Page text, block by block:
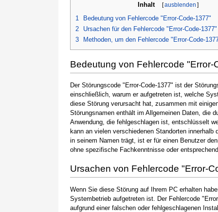
Inhalt [ausblenden ]
1
Bedeutung von Fehlercode "Error-Code-1377"
2
Ursachen für den Fehlercode "Error-Code-1377"
3
Methoden, um den Fehlercode "Error-Code-
Bedeutung von Fehlercode "Error-
Der Störungscode "Error-Code-1377" ist der
einschließlich, warum er aufgetreten ist, welche
diese Störung verursacht hat, zusammen mit
Störungsnamen enthält im Allgemeinen Daten, die
Anwendung, die fehlgeschlagen ist, entschlüsselt
kann an vielen verschiedenen Standorten
in seinem Namen trägt, ist er für einen Benutzer
ohne spezifische Fachkenntnisse oder
Ursachen von Fehlercode "Error-
Wenn Sie diese Störung auf Ihrem PC erhalten
Systembetrieb aufgetreten ist. Der Fehlercode
aufgrund einer falschen oder fehlgeschlagenen